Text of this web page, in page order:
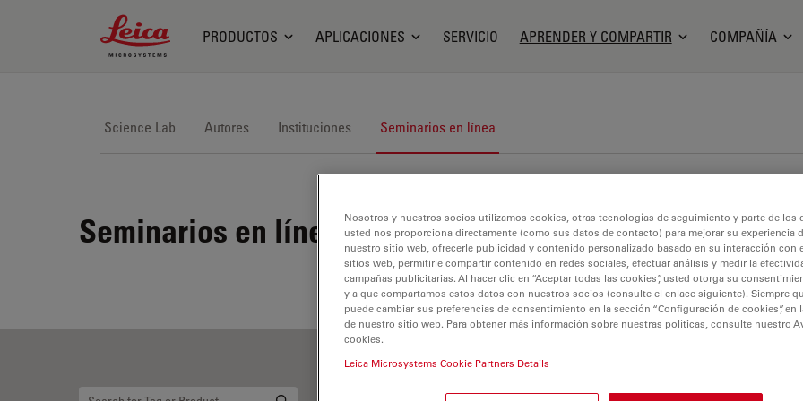
Leica Microsystems Logo
PRODUCTOS APLICACIONES SERVICIO APRENDER Y COMPARTIR COMPAÑÍA
Science Lab Autores Instituciones Seminarios en línea
Seminarios en línea
Nosotros y nuestros socios utilizamos cookies, otras tecnologías de seguimiento y parte de los
usted nos proporciona directamente (como sus datos de contacto) para mejorar su experiencia
nuestro sitio web, ofrecerle publicidad y contenido personalizado basado en su interacción con
sitios web, permitirle compartir contenido en redes sociales, efectuar análisis y medir la
campañas publicitarias. Al hacer clic en “Aceptar todas las cookies”, usted otorga su
y a que compartamos estos datos con nuestros socios (consulte el enlace siguiente). Siempre
puede cambiar sus preferencias de consentimiento en la sección “Configuración de cookies”, en
de nuestro sitio web. Para obtener más información sobre nuestras políticas, consulte nuestro
cookies.
Leica Microsystems Cookie Partners Details